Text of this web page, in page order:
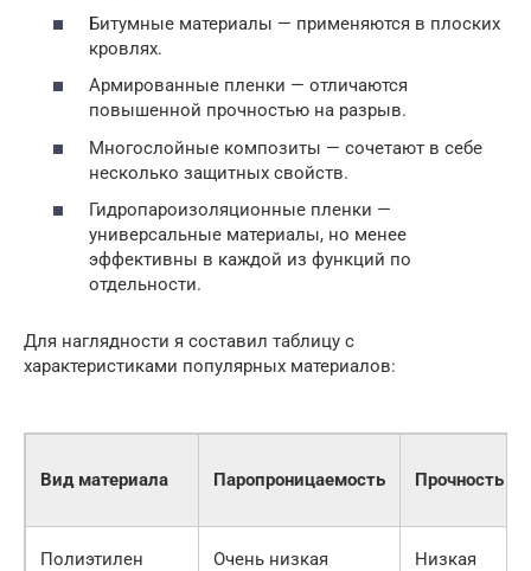
Битумные материалы — применяются в плоских
кровлях.
Армированные пленки — отличаются
повышенной прочностью на разрыв.
Многослойные композиты — сочетают в себе
несколько защитных свойств.
Гидропароизоляционные пленки —
универсальные материалы, но менее
эффективны в каждой из функций по
отдельности.
Для наглядности я составил таблицу с
характеристиками популярных материалов:
Вид материала Паропроницаемость Прочность
Полиэтилен Очень низкая Низкая